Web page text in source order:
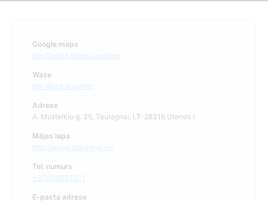
Google maps
Bei Google Maps ansehen
Waze
Bei Waze ansehen
Adrese
A. Musteikio g. 35, Tauragnai, LT-28316 Utenos r.
Mājas lapa
http://www.tauragnai.eu
Tel. numurs
+37038932371
E-pasta adrese